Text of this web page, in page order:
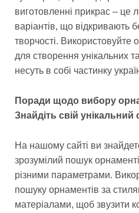
виготовленні прикрас – це
варіантів, що відкривають
творчості. Використовуйте
для створення унікальних
несуть в собі частинку
Поради щодо вибору
Знайдіть свій
На нашому сайті ви
зрозумілий пошук
різними параметрами.
пошуку орнаментів за
матеріалами, щоб звузити